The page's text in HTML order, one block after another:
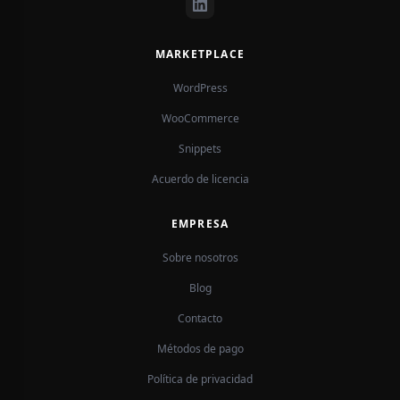
MARKETPLACE
WordPress
WooCommerce
Snippets
Acuerdo de licencia
EMPRESA
Sobre nosotros
Blog
Contacto
Métodos de pago
Política de privacidad